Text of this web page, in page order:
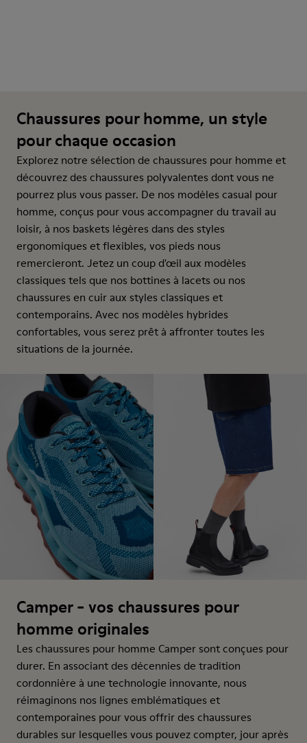
Chaussures pour homme, un style
pour chaque occasion
Explorez notre sélection de chaussures pour homme et
découvrez des chaussures polyvalentes dont vous ne
pourrez plus vous passer. De nos modèles casual pour
homme, conçus pour vous accompagner du travail au
loisir, à nos baskets légères dans des styles
ergonomiques et flexibles, vos pieds nous
remercieront. Jetez un coup d'œil aux modèles
classiques tels que nos bottines à lacets ou nos
chaussures en cuir aux styles classiques et
contemporains. Avec nos modèles hybrides
confortables, vous serez prêt à affronter toutes les
situations de la journée.
Camper - vos chaussures pour
homme originales
Les chaussures pour homme Camper sont conçues pour
durer. En associant des décennies de tradition
cordonnière à une technologie innovante, nous
réimaginons nos lignes emblématiques et
contemporaines pour vous offrir des chaussures
durables sur lesquelles vous pouvez compter, jour après